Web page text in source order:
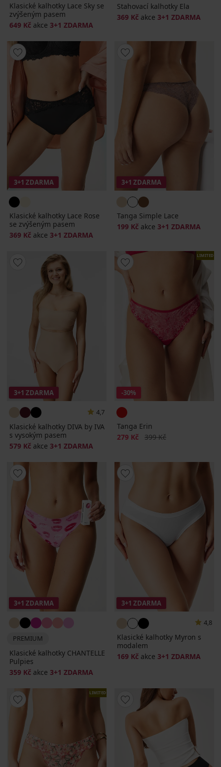
Klasické kalhotky Lace Sky se
zvýšeným pasem
649 Kč akce 3+1 ZDARMA
Stahovací kalhotky Ela
369 Kč akce 3+1 ZDARMA
3+1 ZDARMA
Klasické kalhotky Lace Rose
se zvýšeným pasem
369 Kč akce 3+1 ZDARMA
3+1 ZDARMA
Tanga Simple Lace
199 Kč akce 3+1 ZDARMA
3+1 ZDARMA
4,7
Klasické kalhotky DIVA by IVA
s vysokým pasem
579 Kč akce 3+1 ZDARMA
LIMITED
-30%
Tanga Erin
Sleva
279 Kč Původní cena
399 Kč
3+1 ZDARMA
PREMIUM
Klasické kalhotky CHANTELLE
Pulpies
359 Kč akce 3+1 ZDARMA
3+1 ZDARMA
4,8
Klasické kalhotky Myron s
modalem
169 Kč akce 3+1 ZDARMA
LIMITED